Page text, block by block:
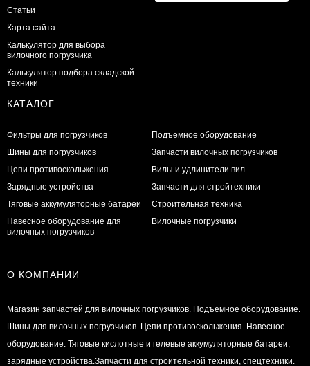
Статьи
Карта сайта
Калькулятор для выбора
вилочного погрузчика
Калькулятор подбора складской
техники
КАТАЛОГ
Фильтры для погрузчиков
Шины для погрузчиков
Цепи противоскольжения
Зарядные устройства
Тяговые аккумуляторные батареи
Навесное оборудование для
вилочных погрузчиков
Подъемное оборудование
Запчасти вилочных погрузчиков
Вилы и удлинители вил
Запчасти для стройтехники
Строительная техника
Вилочные погрузчики
О КОМПАНИИ
Магазин запчастей для вилочных погрузчиков. Подъемное оборудование.
Шины для вилочных погрузчиков. Цепи противоскольжения. Навесное
оборудование. Тяговые кислотные и гелевые аккумуляторные батареи,
зарядные устройства.Запчасти для строительной техники, спецтехники.